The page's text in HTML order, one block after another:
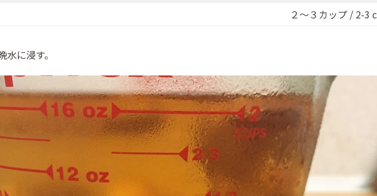
２〜３カップ / 2-3
に浸す。